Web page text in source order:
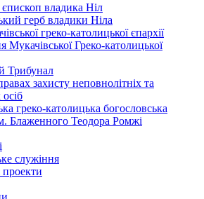
владика Ніл
герб владики Ніла
греко-католицької єпархії
Мукачівської Греко-католицької
Трибунал
захисту неповнолітніх та
греко-католицька богословська
Блаженного Теодора Ромжі
служіння
проекти